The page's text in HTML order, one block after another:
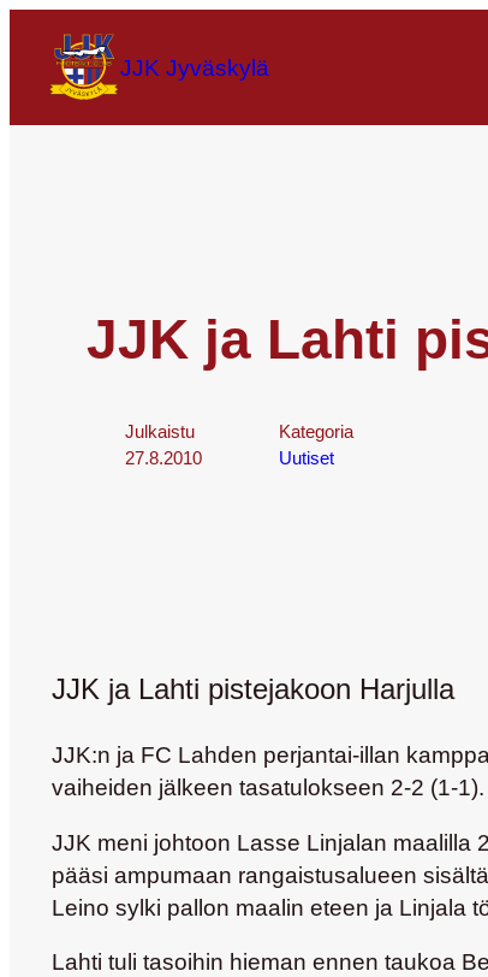
JJK Jyväskylä
JJK ja Lahti
Julkaistu
27.8.2010
Kategoria
Uutiset
JJK ja Lahti pistejakoon Harjulla
JJK:n ja FC Lahden perjantai-illan
vaiheiden jälkeen tasatulokseen 2-2 (1-1).
JJK meni johtoon Lasse Linjalan maalilla
pääsi ampumaan rangaistusalueen
Leino sylki pallon maalin eteen ja Linjala
Lahti tuli tasoihin hieman ennen taukoa